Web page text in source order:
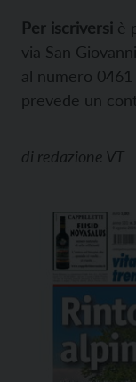
Per iscriversi è
via San
al numero
prevede un
di redazione VT